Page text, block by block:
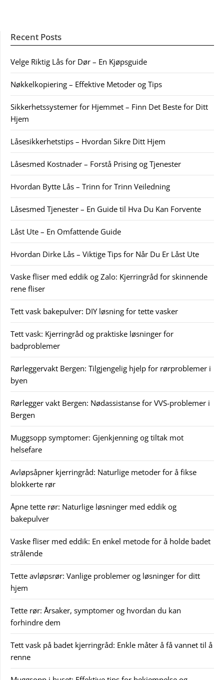
Recent Posts
Velge Riktig Lås for Dør – En Kjøpsguide
Nøkkelkopiering – Effektive Metoder og Tips
Sikkerhetssystemer for Hjemmet – Finn Det Beste for Ditt
Hjem
Låsesikkerhetstips – Hvordan Sikre Ditt Hjem
Låsesmed Kostnader – Forstå Prising og Tjenester
Hvordan Bytte Lås – Trinn for Trinn Veiledning
Låsesmed Tjenester – En Guide til Hva Du Kan Forvente
Låst Ute – En Omfattende Guide
Hvordan Dirke Lås – Viktige Tips for Når Du Er Låst Ute
Vaske fliser med eddik og Zalo: Kjerringråd for skinnende
rene fliser
Tett vask bakepulver: DIY løsning for tette vasker
Tett vask: Kjerringråd og praktiske løsninger for
badproblemer
Rørleggervakt Bergen: Tilgjengelig hjelp for rørproblemer i
byen
Rørlegger vakt Bergen: Nødassistanse for VVS-problemer i
Bergen
Muggsopp symptomer: Gjenkjenning og tiltak mot
helsefare
Avløpsåpner kjerringråd: Naturlige metoder for å fikse
blokkerte rør
Åpne tette rør: Naturlige løsninger med eddik og
bakepulver
Vaske fliser med eddik: En enkel metode for å holde badet
strålende
Tette avløpsrør: Vanlige problemer og løsninger for ditt
hjem
Tette rør: Årsaker, symptomer og hvordan du kan
forhindre dem
Tett vask på badet kjerringråd: Enkle måter å få vannet til å
renne